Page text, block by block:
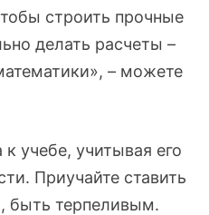
строить прочные
делать расчеты –
– можете
учебе, учитывая его
Приучайте ставить
быть терпеливым.